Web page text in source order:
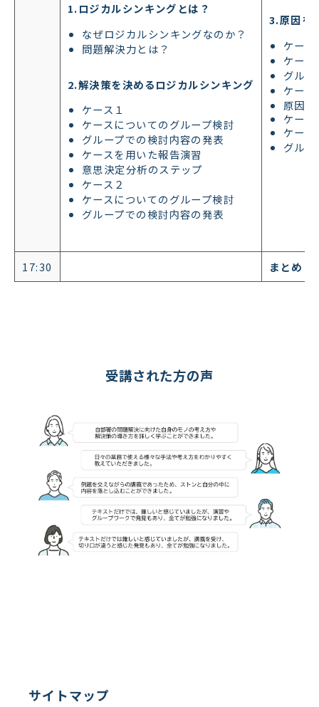
1.ロジカルシンキングとは？
なぜロジカルシンキングなのか？
問題解決力とは？
2.解決策を決めるロジカルシンキング
ケース１
ケースについてのグループ検討
グループでの検討内容の発表
ケースを用いた報告演習
意思決定分析のステップ
ケース２
ケースについてのグループ検討
グループでの検討内容の発表
3.原因を
ケース
ケー
グル
ケー
原因
ケース
ケー
グル
17:30 まとめ
受講された方の声
サイトマップ